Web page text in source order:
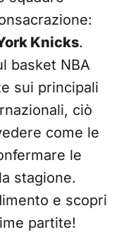
Knicks.
basket NBA
sui principali
ciò
come le
le
stagione.
e scopri
partite!